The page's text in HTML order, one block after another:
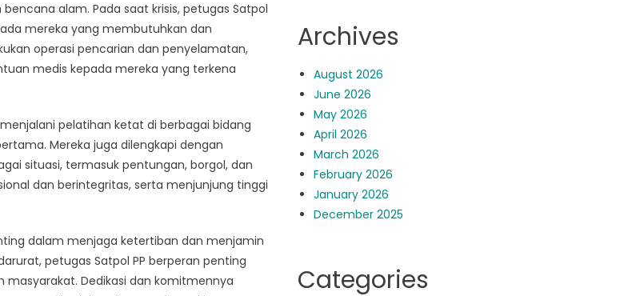
alam. Pada saat krisis, petugas Satpol
mereka yang membutuhkan dan
operasi pencarian dan penyelamatan,
medis kepada mereka yang terkena
pelatihan ketat di berbagai bidang
Mereka juga dilengkapi dengan
situasi, termasuk pentungan, borgol, dan
dan berintegritas, serta menjunjung tinggi
dalam menjaga ketertiban dan menjamin
petugas Satpol PP berperan penting
Dedikasi dan komitmennya
Archives
August 2026
June 2026
May 2026
April 2026
March 2026
February 2026
January 2026
December 2025
Categories